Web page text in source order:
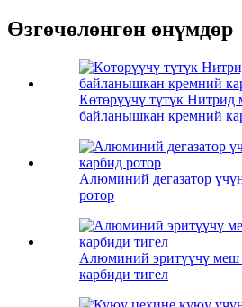
Өзгөчөлөнгөн өнүмдөр
Көтөрүүчү түтүк Нитрид
байланышкан кремний
Алюминий дегазатор
ротор
Алюминий эритүүчү меш
карбиди тигел